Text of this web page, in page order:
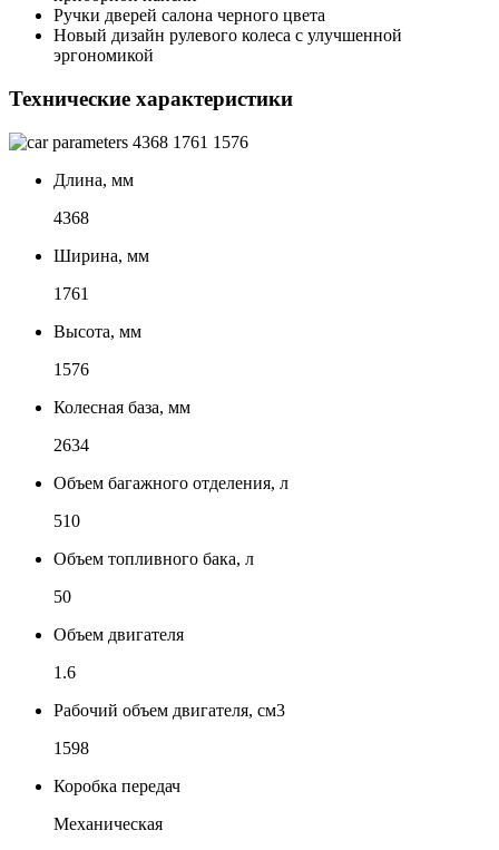
Ручки дверей салона черного цвета
Новый дизайн рулевого колеса с улучшенной
эргономикой
Технические характеристики
4368 1761 1576
Длина, мм
4368
Ширина, мм
1761
Высота, мм
1576
Колесная база, мм
2634
Объем багажного отделения, л
510
Объем топливного бака, л
50
Объем двигателя
1.6
Рабочий объем двигателя, см3
1598
Коробка передач
Механическая